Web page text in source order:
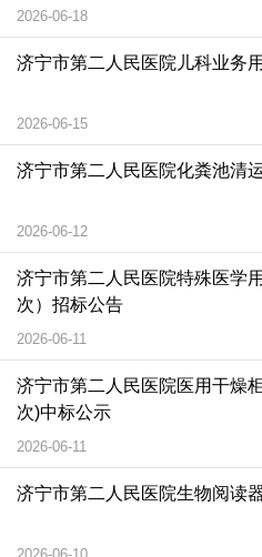
2026-06-18
济宁市第二人民医院儿科业务
2026-06-15
济宁市第二人民医院化粪池清
2026-06-12
济宁市第二人民医院特殊医学
次）招标公告
2026-06-11
济宁市第二人民医院医用干燥
次)中标公示
2026-06-11
济宁市第二人民医院生物阅读